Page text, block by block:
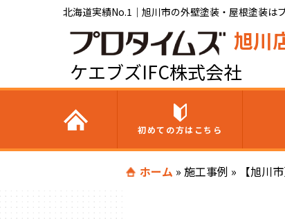
北海道実績No.1｜旭川市の外壁塗装・屋根塗装は
旭川
ケエブズIFC株式会社
初めての方はこちら
ホーム » 施工事例 » 【旭川